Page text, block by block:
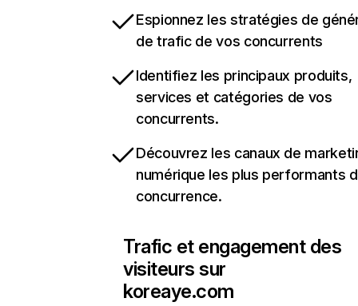
Espionnez les stratégies de
de trafic de vos concurrents
Identifiez les principaux produits,
services et catégories de vos
concurrents.
Découvrez les canaux de
numérique les plus performants
concurrence.
Trafic et engagement des
visiteurs sur
koreaye.com